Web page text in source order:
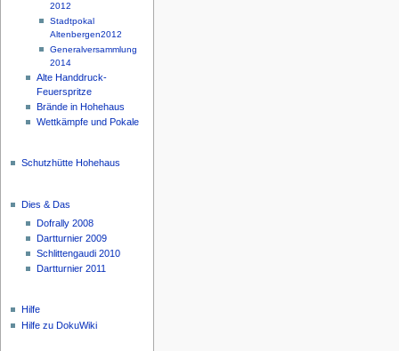
2012
Stadtpokal
Altenbergen2012
Generalversammlung
2014
Alte Handdruck-
Feuerspritze
Brände in Hohehaus
Wettkämpfe und Pokale
Schutzhütte Hohehaus
Dies & Das
Dofrally 2008
Dartturnier 2009
Schlittengaudi 2010
Dartturnier 2011
Hilfe
Hilfe zu DokuWiki